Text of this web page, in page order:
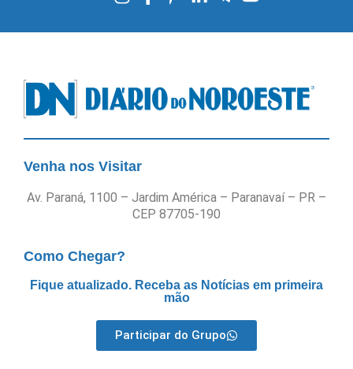
Venha nos Visitar
Av. Paraná, 1100 – Jardim América – Paranavaí – PR –
CEP 87705-190
Como Chegar?
Fique atualizado. Receba as Notícias em primeira
mão
Participar do Grupo